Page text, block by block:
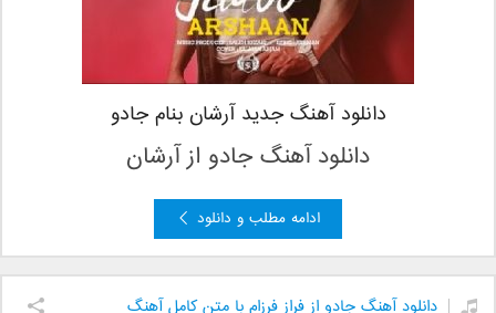
دانلود آهنگ جدید آرشان بنام جادو
دانلود آهنگ جادو از آرشان
ادامه مطلب و دانلود
دانلود آهنگ جادو از فراز فرزام با متن کامل آهنگ